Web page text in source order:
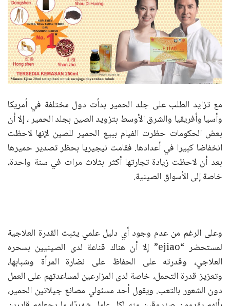
مع تزايد الطلب على جلد الحمير بدأت دول مختلفة في أمريكا
وأسيا وأفريقيا والشرق الأوسط بتزويد الصين بجلد الحمير ، إلا أن
بعض الحكومات حظرت الفيام ببيع الحمير للصين لإنها لاحظت
انخفاضا كبيرا في أعدادها. فقامت نيجيريا بحظر تصدير حميرها
بعد أن لاحظت زيادة تجارتها أكثر بثلاث مرات في سنة واحدة،
خاصة إلى الأسواق الصينية.
وعلى الرغم من عدم وجود أي دليل علمي يثبت القدرة العلاجية
لمستحضر “ejiao” إلا أن هناك قناعة لدى الصينيين بسحره
العلاجي، وقدرته على الحفاظ على نضارة المرأة وشبابها،
وتعزيز قدرة التحمل، خاصة لدى المزارعين لمساعدتهم على العمل
دون الشعور بالتعب. ويقول أحد مسئولي مصانع جيلاتين الحمير،